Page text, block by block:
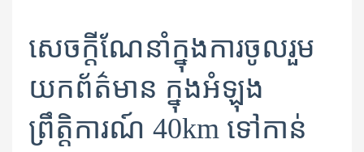
សេចក្តីណែនាំ​ក្នុង​ការ​ចូល​​រួម​
យក​ព័ត៌មាន ក្នុង​អំឡុង​
ព្រឹត្តិការណ៍ 40km ទៅ​កាន់​